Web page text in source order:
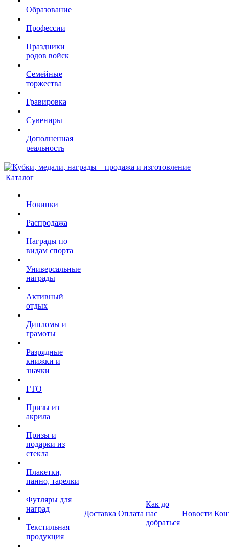
Образование
Профессии
Праздники
родов войск
Семейные
торжества
Гравировка
Сувениры
Дополненная
реальность
Каталог
Новинки
Распродажа
Награды по
видам спорта
Универсальные
награды
Активный
отдых
Дипломы и
грамоты
Разрядные
книжки и
значки
ГТО
Призы из
акрила
Призы и
подарки из
стекла
Плакетки,
панно, тарелки
Футляры для
наград
Текстильная
продукция
Доставка Оплата
Как до
нас
добраться
Новости